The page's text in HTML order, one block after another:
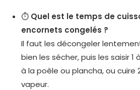
⏱️ Quel est le temps de
encornets congelés ?
Il faut les décongeler
bien les sécher, puis les saisir
à la poêle ou plancha, ou cuire
vapeur.